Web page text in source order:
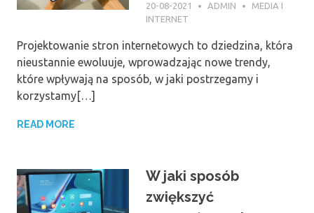
20-08-2021 ADMIN
MEDIA I
INTERNET
Projektowanie stron internetowych to dziedzina, która
nieustannie ewoluuje, wprowadzając nowe trendy,
które wpływają na sposób, w jaki postrzegamy i
korzystamy[…]
READ MORE
W jaki sposób
zwiększyć